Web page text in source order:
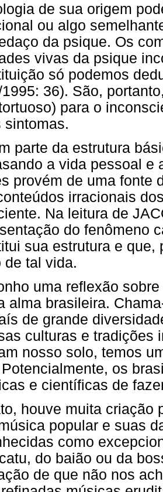
de sua origem
ou algo
da psique. Os
vivas da psique
só podemos
1995: 36). São,
para o
sintomas.
parte da estrutura
a vida pessoal e
provém de uma fonte
irracionais
Na leitura de
do fenômeno
sua estrutura e que,
de tal vida.
uma reflexão
alma brasileira.
de grande
culturas e tradições
nosso solo, temos
os
e científicas de
houve muita criação
popular e suas
como
do baião ou da
de que não nos